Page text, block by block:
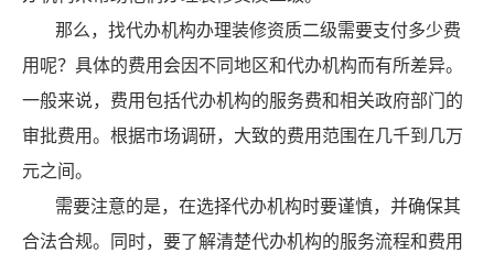
那么，找代办机构办理装修资质二级需要支付多少费
用呢？具体的费用会因不同地区和代办机构而有所差异。
一般来说，费用包括代办机构的服务费和相关政府部门的
审批费用。根据市场调研，大致的费用范围在几千到几万
元之间。
需要注意的是，在选择代办机构时要谨慎，并确保其
合法合规。同时，要了解清楚代办机构的服务流程和费用